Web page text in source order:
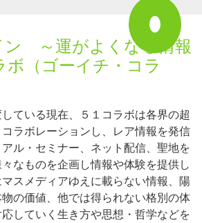
ン ～運がよくなる情報
ボ（ゴーイチ・コラ
ている現在、５１コラボは各界の超
ラボレーションし、レア情報を発信
ル・セミナー、ネット配信、聖地を
なものを企画し情報や体験を提供し
スメディアゆえに載らない情報、陽
の価値、他では得られない格別の体
していく生き方や思想・哲学などを